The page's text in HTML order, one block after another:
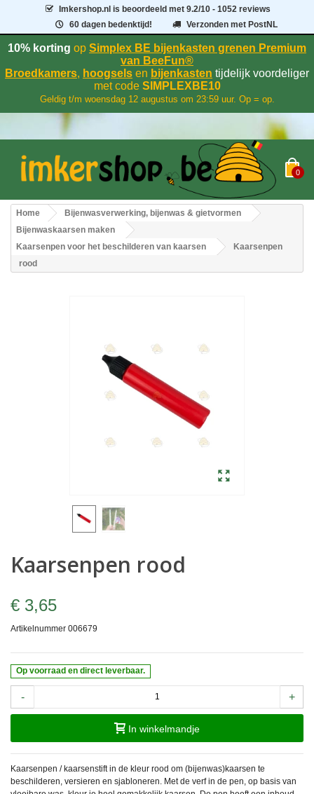
Imkershop.nl is beoordeeld met9.2/10 - 1052 reviews
60 dagen bedenktijd!
Verzonden met PostNL
10% korting op Simplex BE bijenkasten grenen Premium
van BeeFun®
Broedkamers, hoogsels en bijenkasten tijdelijk voordeliger
met codeSIMPLEXBE10
Geldig t/m woensdag 12 augustus om 23:59 uur. Op = op.
0
Home
Bijenwasverwerking, bijenwas & gietvormen
Bijenwaskaarsen maken
Kaarsenpen voor het beschilderen van kaarsen
Kaarsenpen
rood
Kaarsenpen rood
€ 3,65
Artikelnummer 006679
Op voorraad en direct leverbaar.
- +
In winkelmandje
Kaarsenpen / kaarsenstift in de kleur rood om (bijenwas)kaarsen te
beschilderen, versieren en sjabloneren. Met de verf in de pen, op basis van